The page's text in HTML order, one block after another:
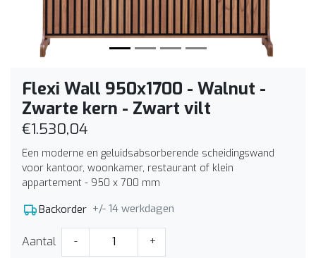
Flexi Wall 950x1700 - Walnut -
Zwarte kern - Zwart vilt
€1.530,04
Een moderne en geluidsabsorberende scheidingswand
voor kantoor, woonkamer, restaurant of klein
appartement - 950 x 700 mm
Backorder +/- 14 werkdagen
Aantal - +